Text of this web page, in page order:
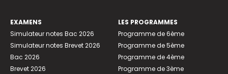
EXAMENS
Simulateur notes Bac 2026
Simulateur notes Brevet 2026
Bac 2026
Brevet 2026
LES PROGRAMMES
Programme de 6ème
Programme de 5ème
Programme de 4ème
Programme de 3ème